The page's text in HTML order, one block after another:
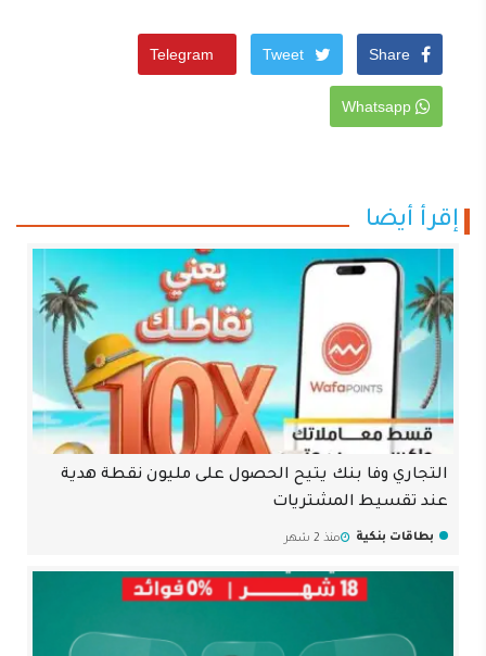
إقرأ أيضا
التجاري وفا بنك يتيح الحصول على مليون نقطة هدية
عند تقسيط المشتريات
بطاقات بنكية منذ 2 شهر